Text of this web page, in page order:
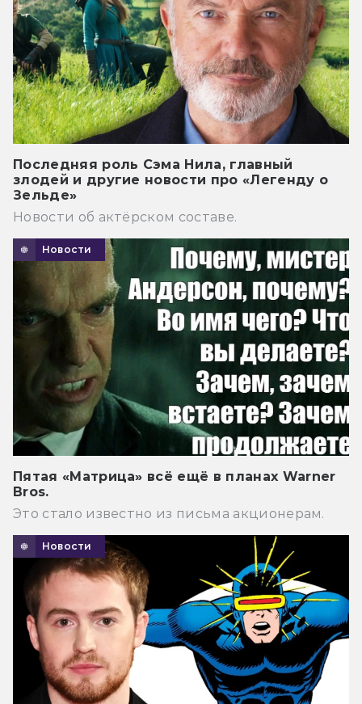
Последняя роль Сэма Нила, главный
злодей и другие новости про «Легенду о
Зельде»
Новости об актёрском составе.
Новости
Пятая «Матрица» всё ещё в планах Warner
Bros.
Это стало известно из письма акционерам.
Новости